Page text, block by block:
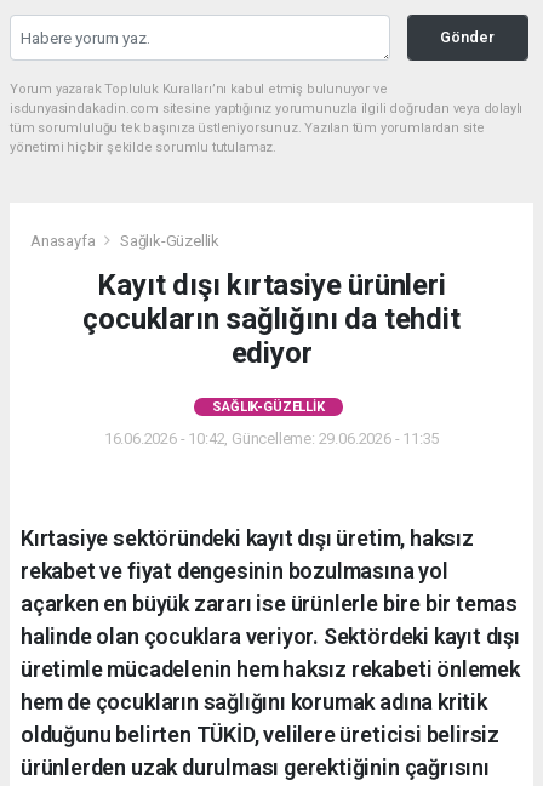
Gönder
Yorum yazarak Topluluk Kuralları’nı kabul etmiş bulunuyor ve
isdunyasindakadin.com sitesine yaptığınız yorumunuzla ilgili doğrudan veya dolaylı
tüm sorumluluğu tek başınıza üstleniyorsunuz. Yazılan tüm yorumlardan site
yönetimi hiçbir şekilde sorumlu tutulamaz.
Anasayfa Sağlık-Güzellik
Kayıt dışı kırtasiye ürünleri
çocukların sağlığını da tehdit
ediyor
SAĞLIK-GÜZELLIK
16.06.2026 - 10:42, Güncelleme: 29.06.2026 - 11:35
Kırtasiye sektöründeki kayıt dışı üretim, haksız
rekabet ve fiyat dengesinin bozulmasına yol
açarken en büyük zararı ise ürünlerle bire bir temas
halinde olan çocuklara veriyor. Sektördeki kayıt dışı
üretimle mücadelenin hem haksız rekabeti önlemek
hem de çocukların sağlığını korumak adına kritik
olduğunu belirten TÜKİD, velilere üreticisi belirsiz
ürünlerden uzak durulması gerektiğinin çağrısını